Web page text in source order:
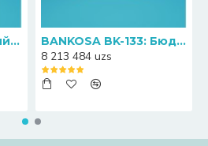
Полуавтоматический пресс-упаковщик банкнот Canny S20 BANKOSA BK-133: Бюджетный счетчик банкнот с функцией определения номиналов
8 213 484 uzs